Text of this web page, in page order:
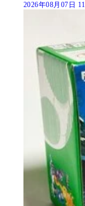
2026年08月07日